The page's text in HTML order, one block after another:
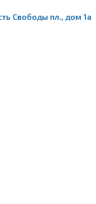
Свободы пл., дом 1а